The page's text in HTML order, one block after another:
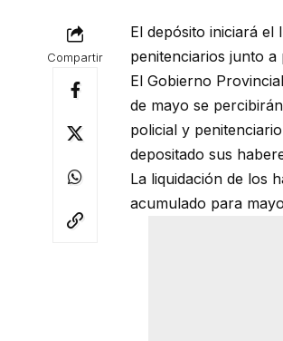
Compartir
El depósito iniciará el
penitenciarios junto
El Gobierno
de mayo se
policial y
depositado sus
La liquidación de los
acumulado para